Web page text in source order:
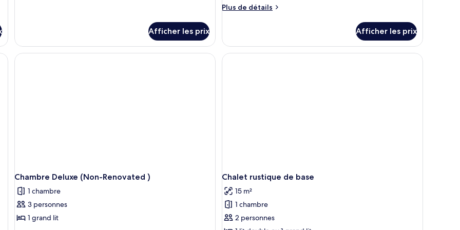
(Super
Deluxe)
Deluxe)
Afficher les prix
de
Plus de détails
Plus
Suite
Afficher les prix
Chambre Deluxe (Non-Renovated )
1 chambre
3 personnes
1 grand lit
Chalet rustique de base
15 m²
1 chambre
2 personnes